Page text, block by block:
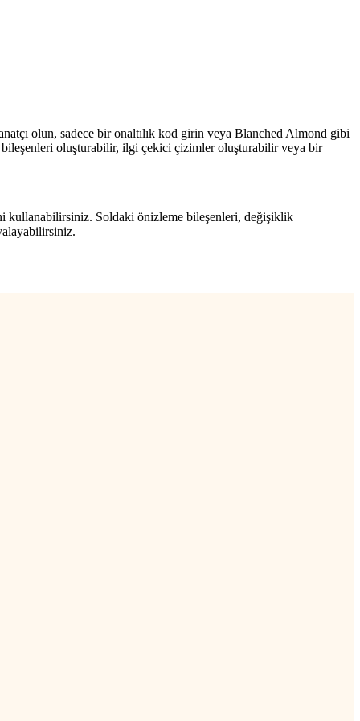
olun, sadece bir onaltılık kod girin veya Blanched Almond gibi
bileşenleri oluşturabilir, ilgi çekici çizimler oluşturabilir veya bir
kullanabilirsiniz. Soldaki önizleme bileşenleri, değişiklik